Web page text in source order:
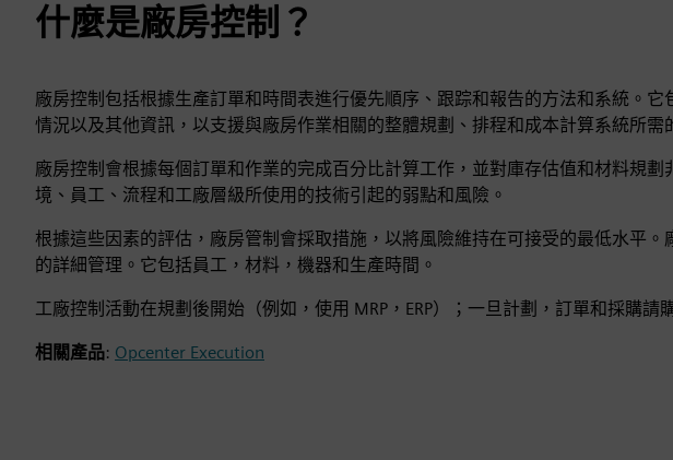
什麼是廠房控制？
廠房控制包括根據生產訂單和時間表進行優先順序、跟踪和報告的方法和系統。
情況以及其他資訊，以支援與廠房作業相關的整體規劃、排程和成本計算系統所需
廠房控制會根據每個訂單和作業的完成百分比計算工作，並對庫存估值和材料規
境、員工、流程和工廠層級所使用的技術引起的弱點和風險。
根據這些因素的評估，廠房管制會採取措施，以將風險維持在可接受的最低水平
的詳細管理。它包括員工，材料，機器和生產時間。
工廠控制活動在規劃後開始（例如，使用 MRP，ERP）；一旦計劃，訂單和採購請
相關產品: Opcenter Execution